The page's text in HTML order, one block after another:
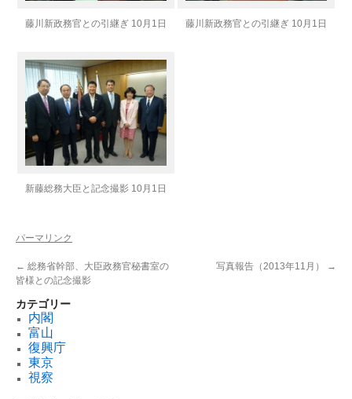
藤川新政務官との引継ぎ 10月1日 藤川新政務官との引継ぎ 10月1日
新藤総務大臣と記念撮影 10月1日
パーマリンク
← 総務省幹部、大臣政務官秘書室の
皆様との記念撮影
写真報告（2013年11月） →
カテゴリー
内閣
富山
復興庁
東京
視察